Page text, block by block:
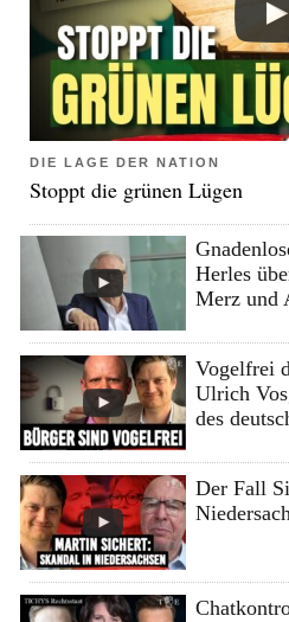
DIE LAGE DER NATION
Stoppt die grünen Lügen
Herles
Merz und
Vogelfrei
Ulrich
des
Der Fall